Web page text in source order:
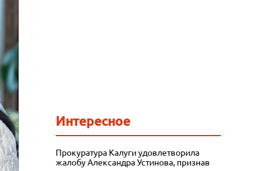
Интересное
Прокуратура Калуги удовлетворила
жалобу Александра Устинова, признав